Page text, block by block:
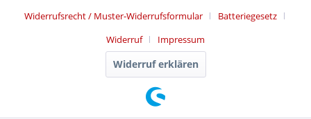
Widerrufsrecht / Muster-Widerrufsformular
Batteriegesetz
Widerruf
Impressum
Widerruf erklären